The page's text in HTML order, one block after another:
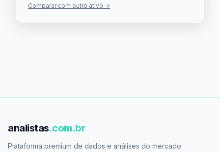
Comparar com outro ativo →
analistas.com.br
Plataforma premium de dados e análises do mercado